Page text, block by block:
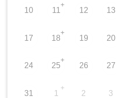
10 11
+
12 13
17 18
+
19 20
24 25
+
26 27
31 1
+
2 3